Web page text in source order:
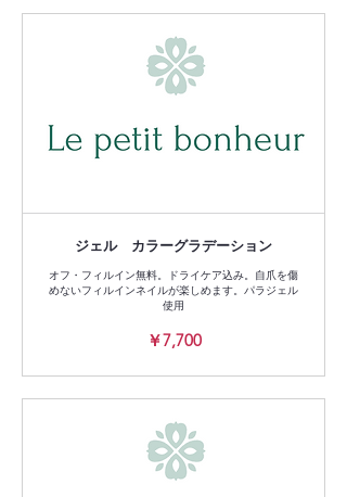
ジェル カラーグラデーション
オフ・フィルイン無料。ドライケア込み。自爪を傷
めないフィルインネイルが楽しめます。パラジェル
使用
￥7,700